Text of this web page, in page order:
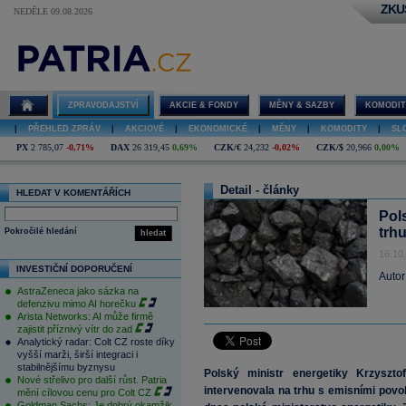
NEDĚLE 09.08.2026
ZPRAVODAJSTVÍ AKCIE & FONDY MĚNY & SAZBY
PŘEHLED ZPRÁV AKCIOVÉ EKONOMICKÉ MĚNY KOMODITY
PX 2 785,07 -0,71% DAX 26 319,45 0,69% CZK/€ 24,232 -0,02% CZK/$ 20,966 0,00%
HLEDAT V KOMENTÁŘÍCH
hledat
Pokročilé hledání
INVESTIČNÍ DOPORUČENÍ
AstraZeneca jako sázka na
defenzivu mimo AI horečku
Arista Networks: AI může firmě
zajistit příznivý vítr do zad
Analytický radar: Colt CZ roste díky
vyšší marži, širší integraci i
stabilnějšímu byznysu
Nové střelivo pro další růst. Patria
mění cílovou cenu pro Colt CZ
Detail - články
Polský ministr energetiky
intervenovala na trhu s emisními